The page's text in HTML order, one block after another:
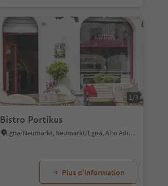
1/3
Bistro Portikus
Egna/Neumarkt, Neumarkt/Egna, Alto Adige Wine Road
Plus d’information